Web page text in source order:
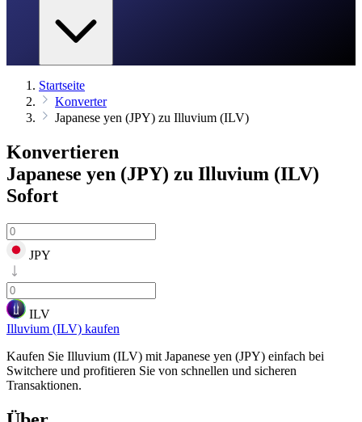
Startseite
Konverter
Japanese yen (JPY) zu Illuvium (ILV)
Konvertieren
Japanese yen (JPY) zu Illuvium (ILV)
Sofort
JPY
ILV
Illuvium (ILV) kaufen
Kaufen Sie Illuvium (ILV) mit Japanese yen (JPY) einfach bei
Switchere und profitieren Sie von schnellen und sicheren
Transaktionen.